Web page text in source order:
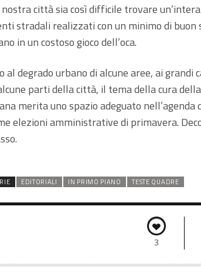
città sia così difficile trovare
stradali realizzati con un minimo di buon
in un costoso gioco dell’oca.
al degrado urbano di alcune aree, ai
parti della città, il tema della cura
merita uno spazio adeguato
elezioni amministrative di primavera.
EDITORIALI IN PRIMO PIANO TESTE QUADRE
3